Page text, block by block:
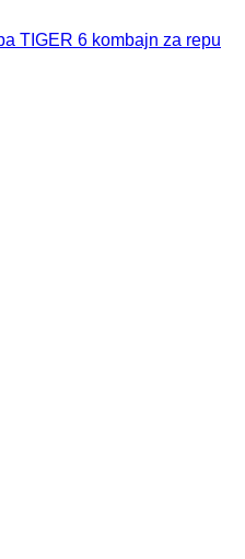
TIGER 6 kombajn za repu